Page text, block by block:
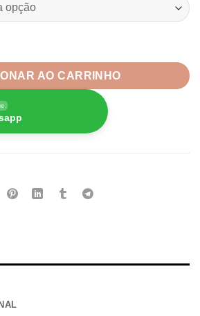
Lurex Sanding 38mm -3metros
AO CARRINHO